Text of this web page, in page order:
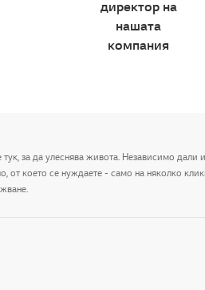
директор на
нашата
компания
за да улеснява живота. Независимо дали
което се нуждаете - само на няколко